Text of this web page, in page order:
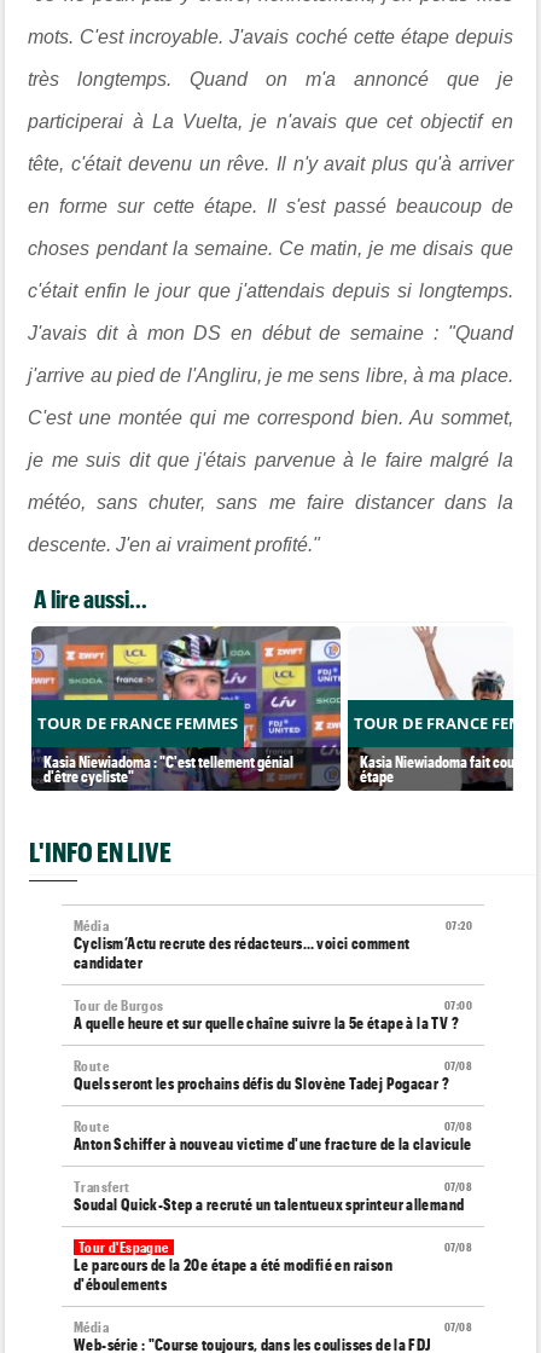
mots. C'est incroyable. J'avais coché cette étape depuis
très longtemps. Quand on m'a annoncé que je
participerai à La Vuelta, je n'avais que cet objectif en
tête, c'était devenu un rêve. Il n'y avait plus qu'à arriver
en forme sur cette étape. Il s'est passé beaucoup de
choses pendant la semaine. Ce matin, je me disais que
c'était enfin le jour que j'attendais depuis si longtemps.
J'avais dit à mon DS en début de semaine : "Quand
j'arrive au pied de l'Angliru, je me sens libre, à ma place.
C'est une montée qui me correspond bien. Au sommet,
je me suis dit que j'étais parvenue à le faire malgré la
météo, sans chuter, sans me faire distancer dans la
descente. J'en ai vraiment profité."
A lire aussi...
TOUR DE FRANCE FEMMES
Kasia Niewiadoma : "C'est tellement génial
d'être cycliste"
TOUR DE FRANCE
Kasia Niewiadoma fait coup
étape
L'INFO EN LIVE
07:20
Média
Cyclism’Actu recrute des rédacteurs… voici comment
candidater
07:00
Tour de Burgos
A quelle heure et sur quelle chaîne suivre la 5e étape à la TV ?
07/08
Route
Quels seront les prochains défis du Slovène Tadej Pogacar ?
07/08
Route
Anton Schiffer à nouveau victime d'une fracture de la clavicule
07/08
Transfert
Soudal Quick-Step a recruté un talentueux sprinteur allemand
07/08
Tour d'Espagne
Le parcours de la 20e étape a été modifié en raison
d'éboulements
07/08
Média
Web-série : "Course toujours, dans les coulisses de la FDJ